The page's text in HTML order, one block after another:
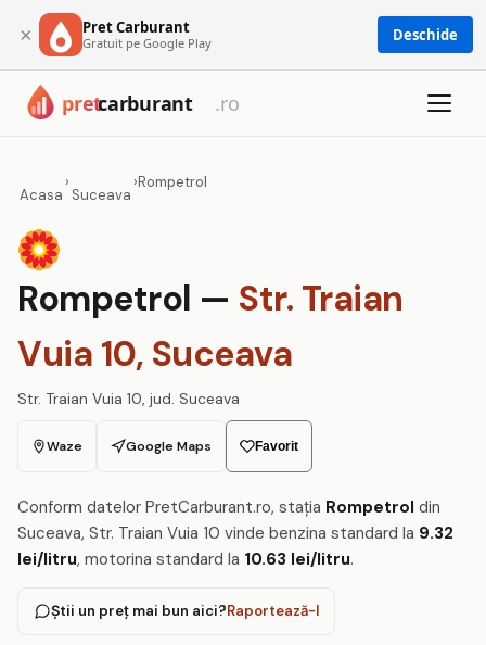
× Pret Carburant
Gratuit pe Google Play Deschide
Acasa
›
Suceava
›Rompetrol
Rompetrol — Str. Traian
Vuia 10, Suceava
Str. Traian Vuia 10, jud. Suceava
Waze Google Maps Favorit
Conform datelor PretCarburant.ro, stația Rompetrol din
Suceava, Str. Traian Vuia 10 vinde benzina standard la 9.32
lei/litru, motorina standard la 10.63 lei/litru.
Știi un preț mai bun aici?Raportează-l